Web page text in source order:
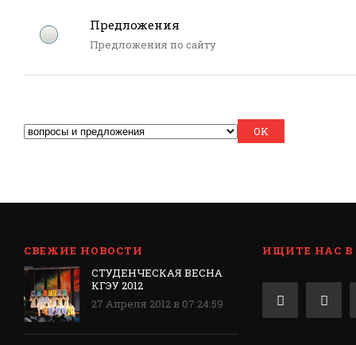
Предложения
Предложения по сайту
СВЕЖИЕ НОВОСТИ
СТУДЕНЧЕСКАЯ ВЕСНА
КГЭУ 2012
27 Апреля 2012 в 07:24:59
ИЩИТЕ НАС В